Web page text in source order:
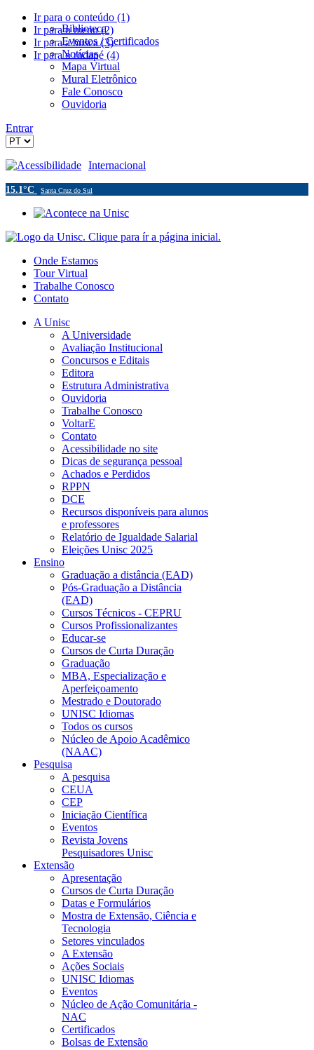
Ir para o conteúdo (1)
Ir para o menu (2)
Ir para a busca (3)
Ir para o rodapé (4)
Biblioteca
Eventos / Certificados
Notícias
Mapa Virtual
Mural Eletrônico
Fale Conosco
Ouvidoria
Entrar
Acessibilidade Internacional
15.1°C Santa Cruz do Sul
Onde Estamos
Tour Virtual
Trabalhe Conosco
Contato
A Unisc
A Universidade
Avaliação Institucional
Concursos e Editais
Editora
Estrutura Administrativa
Ouvidoria
Trabalhe Conosco
VoltarE
Contato
Acessibilidade no site
Dicas de segurança pessoal
Achados e Perdidos
RPPN
DCE
Recursos disponíveis para alunos
e professores
Relatório de Igualdade Salarial
Eleições Unisc 2025
Ensino
Graduação a distância (EAD)
Pós-Graduação a Distância
(EAD)
Cursos Técnicos - CEPRU
Cursos Profissionalizantes
Educar-se
Cursos de Curta Duração
Graduação
MBA, Especialização e
Aperfeiçoamento
Mestrado e Doutorado
UNISC Idiomas
Todos os cursos
Núcleo de Apoio Acadêmico
(NAAC)
Pesquisa
A pesquisa
CEUA
CEP
Iniciação Científica
Eventos
Revista Jovens
Pesquisadores Unisc
Extensão
Apresentação
Cursos de Curta Duração
Datas e Formulários
Mostra de Extensão, Ciência e
Tecnologia
Setores vinculados
A Extensão
Ações Sociais
UNISC Idiomas
Eventos
Núcleo de Ação Comunitária -
NAC
Certificados
Bolsas de Extensão